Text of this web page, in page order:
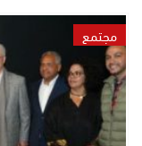
مجتمع